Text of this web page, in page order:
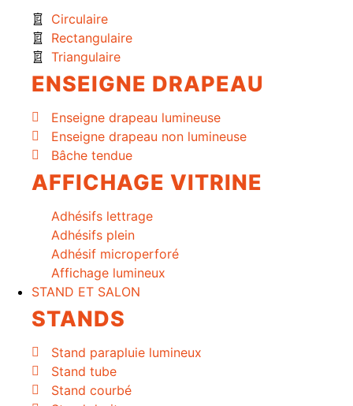
Circulaire
Rectangulaire
Triangulaire
ENSEIGNE DRAPEAU
Enseigne drapeau lumineuse
Enseigne drapeau non lumineuse
Bâche tendue
AFFICHAGE VITRINE
Adhésifs lettrage
Adhésifs plein
Adhésif microperforé
Affichage lumineux
STAND ET SALON
STANDS
Stand parapluie lumineux
Stand tube
Stand courbé